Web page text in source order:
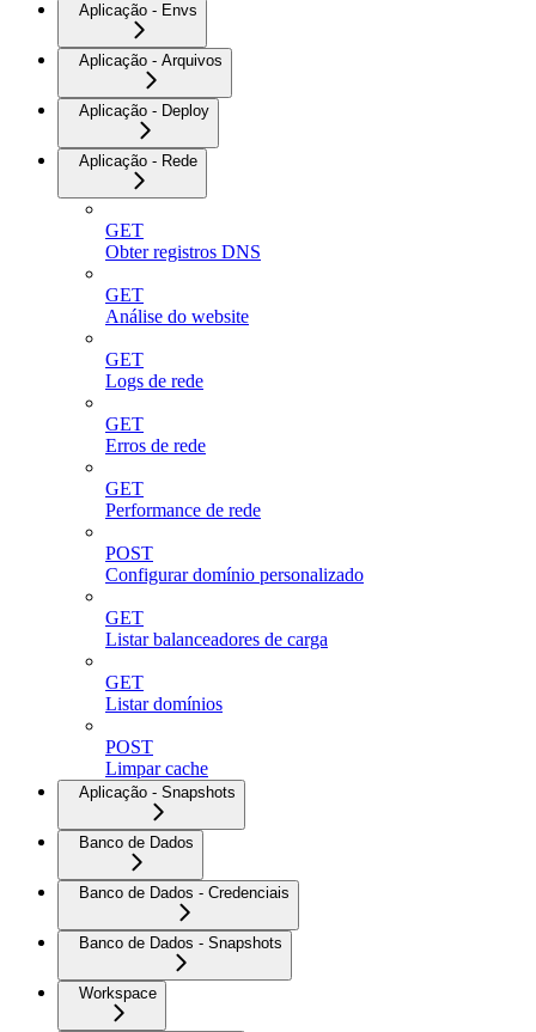
Aplicação - Envs
Aplicação - Arquivos
Aplicação - Deploy
Aplicação - Rede
GET
Obter registros DNS
GET
Análise do website
GET
Logs de rede
GET
Erros de rede
GET
Performance de rede
POST
Configurar domínio personalizado
GET
Listar balanceadores de carga
GET
Listar domínios
POST
Limpar cache
Aplicação - Snapshots
Banco de Dados
Banco de Dados - Credenciais
Banco de Dados - Snapshots
Workspace